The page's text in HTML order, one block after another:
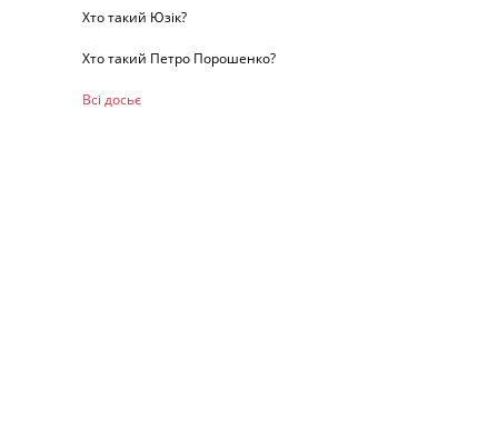
Хто такий Юзік?
Хто такий Петро Порошенко?
Всі досьє